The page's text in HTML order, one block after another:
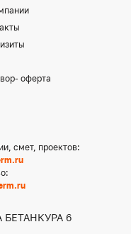
оферта
смет, проектов:
6